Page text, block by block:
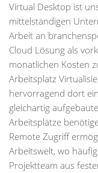
Virtual Desktop ist
mittelständigen
Arbeit an
Cloud Lösung als
monatlichen Kosten
Arbeitsplatz
hervorragend dort
gleichartig
Arbeitsplätze
Remote Zugriff
Arbeitswelt, wo
Projektteam aus